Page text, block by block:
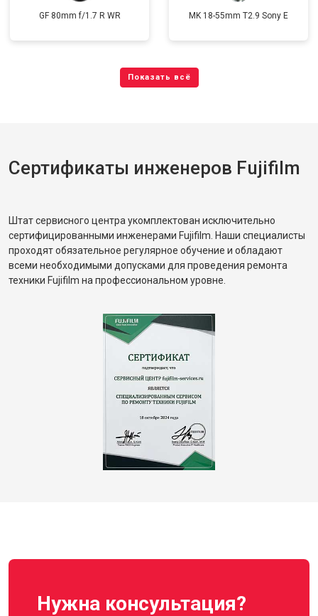
GF 80mm f/1.7 R WR MK 18-55mm T2.9 Sony E
Сертификаты инженеров Fujifilm
Штат сервисного центра укомплектован исключительно
сертифицированными инженерами Fujifilm. Наши специалисты
проходят обязательное регулярное обучение и обладают
всеми необходимыми допусками для проведения ремонта
техники Fujifilm на профессиональном уровне.
Нужна консультация?